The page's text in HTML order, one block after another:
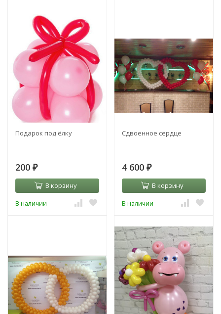
Подарок под ёлку
200 ₽
В корзину
В наличии
Сдвоенное сердце
4 600 ₽
В корзину
В наличии